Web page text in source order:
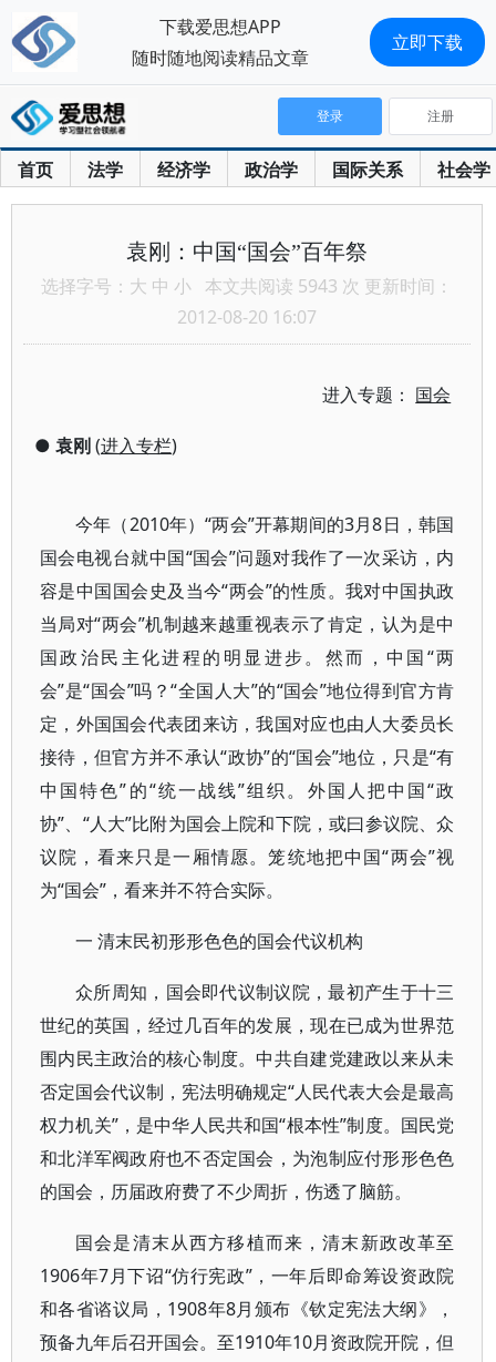
首页 法学 经济学 政治学 国际关系 社会学
登录 注册
袁刚：中国“国会”百年祭
选择字号： 大 中 小 本文共阅读 5943 次 更新时间：
2012-08-20 16:07
进入专题： 国会
● 袁刚(进入专栏)
今年（2010年）“两会”开幕期间的3月8日，韩国
国会电视台就中国“国会”问题对我作了一次采访，内
容是中国国会史及当今“两会”的性质。我对中国执政
当局对“两会”机制越来越重视表示了肯定，认为是中
国政治民主化进程的明显进步。然而，中国“两
会”是“国会”吗？“全国人大”的“国会”地位得到官方肯
定，外国国会代表团来访，我国对应也由人大委员长
接待，但官方并不承认“政协”的“国会”地位，只是“有
中国特色”的“统一战线”组织。外国人把中国“政
协”、“人大”比附为国会上院和下院，或曰参议院、众
议院，看来只是一厢情愿。笼统地把中国“两会”视
为“国会”，看来并不符合实际。
一 清末民初形形色色的国会代议机构
众所周知，国会即代议制议院，最初产生于十三
世纪的英国，经过几百年的发展，现在已成为世界范
围内民主政治的核心制度。中共自建党建政以来从未
否定国会代议制，宪法明确规定“人民代表大会是最高
权力机关”，是中华人民共和国“根本性”制度。国民党
和北洋军阀政府也不否定国会，为泡制应付形形色色
的国会，历届政府费了不少周折，伤透了脑筋。
国会是清末从西方移植而来，清末新政改革至
1906年7月下诏“仿行宪政”，一年后即命筹设资政院
和各省谘议局，1908年8月颁布《钦定宪法大纲》，
预备九年后召开国会。至1910年10月资政院开院，但
下载爱思想APP
随时随地阅读精品文章
立即下载